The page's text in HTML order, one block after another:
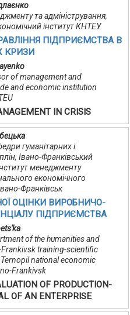
та адміністрування,
інститут КНТЕУ
ПІДПРИЄМСТВА В
КРИЗИ
of management and
and economic institution
IN CRISIS
гуманітарних і
Івано-Франківський
менеджменту
економічного
Франківськ
ОЦІНКИ ВИРОБНИЧО-
ПІДПРИЄМСТВА
of the humanities and
training-scientific
national economic
Frankivsk
OF PRODUCTION-
OF AN ENTERPRISE